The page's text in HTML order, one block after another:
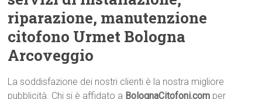
riparazione, manutenzione
citofono Urmet Bologna
Arcoveggio
La soddisfazione dei nostri clienti è la nostra migliore
pubblicità. Chi si è affidato a BolognaCitofoni.com per